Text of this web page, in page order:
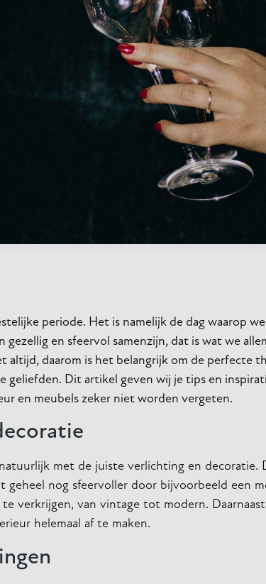
periode. Het is namelijk de dag waarop
gezellig en sfeervol samenzijn, dat is wat we
altijd, daarom is het belangrijk om de perfecte
geliefden. Dit artikel geven wij je tips en
en meubels zeker niet worden vergeten.
met de juiste verlichting en decoratie.
geheel nog sfeervoller door bijvoorbeeld een
verkrijgen, van vintage tot modern.
helemaal af te maken.